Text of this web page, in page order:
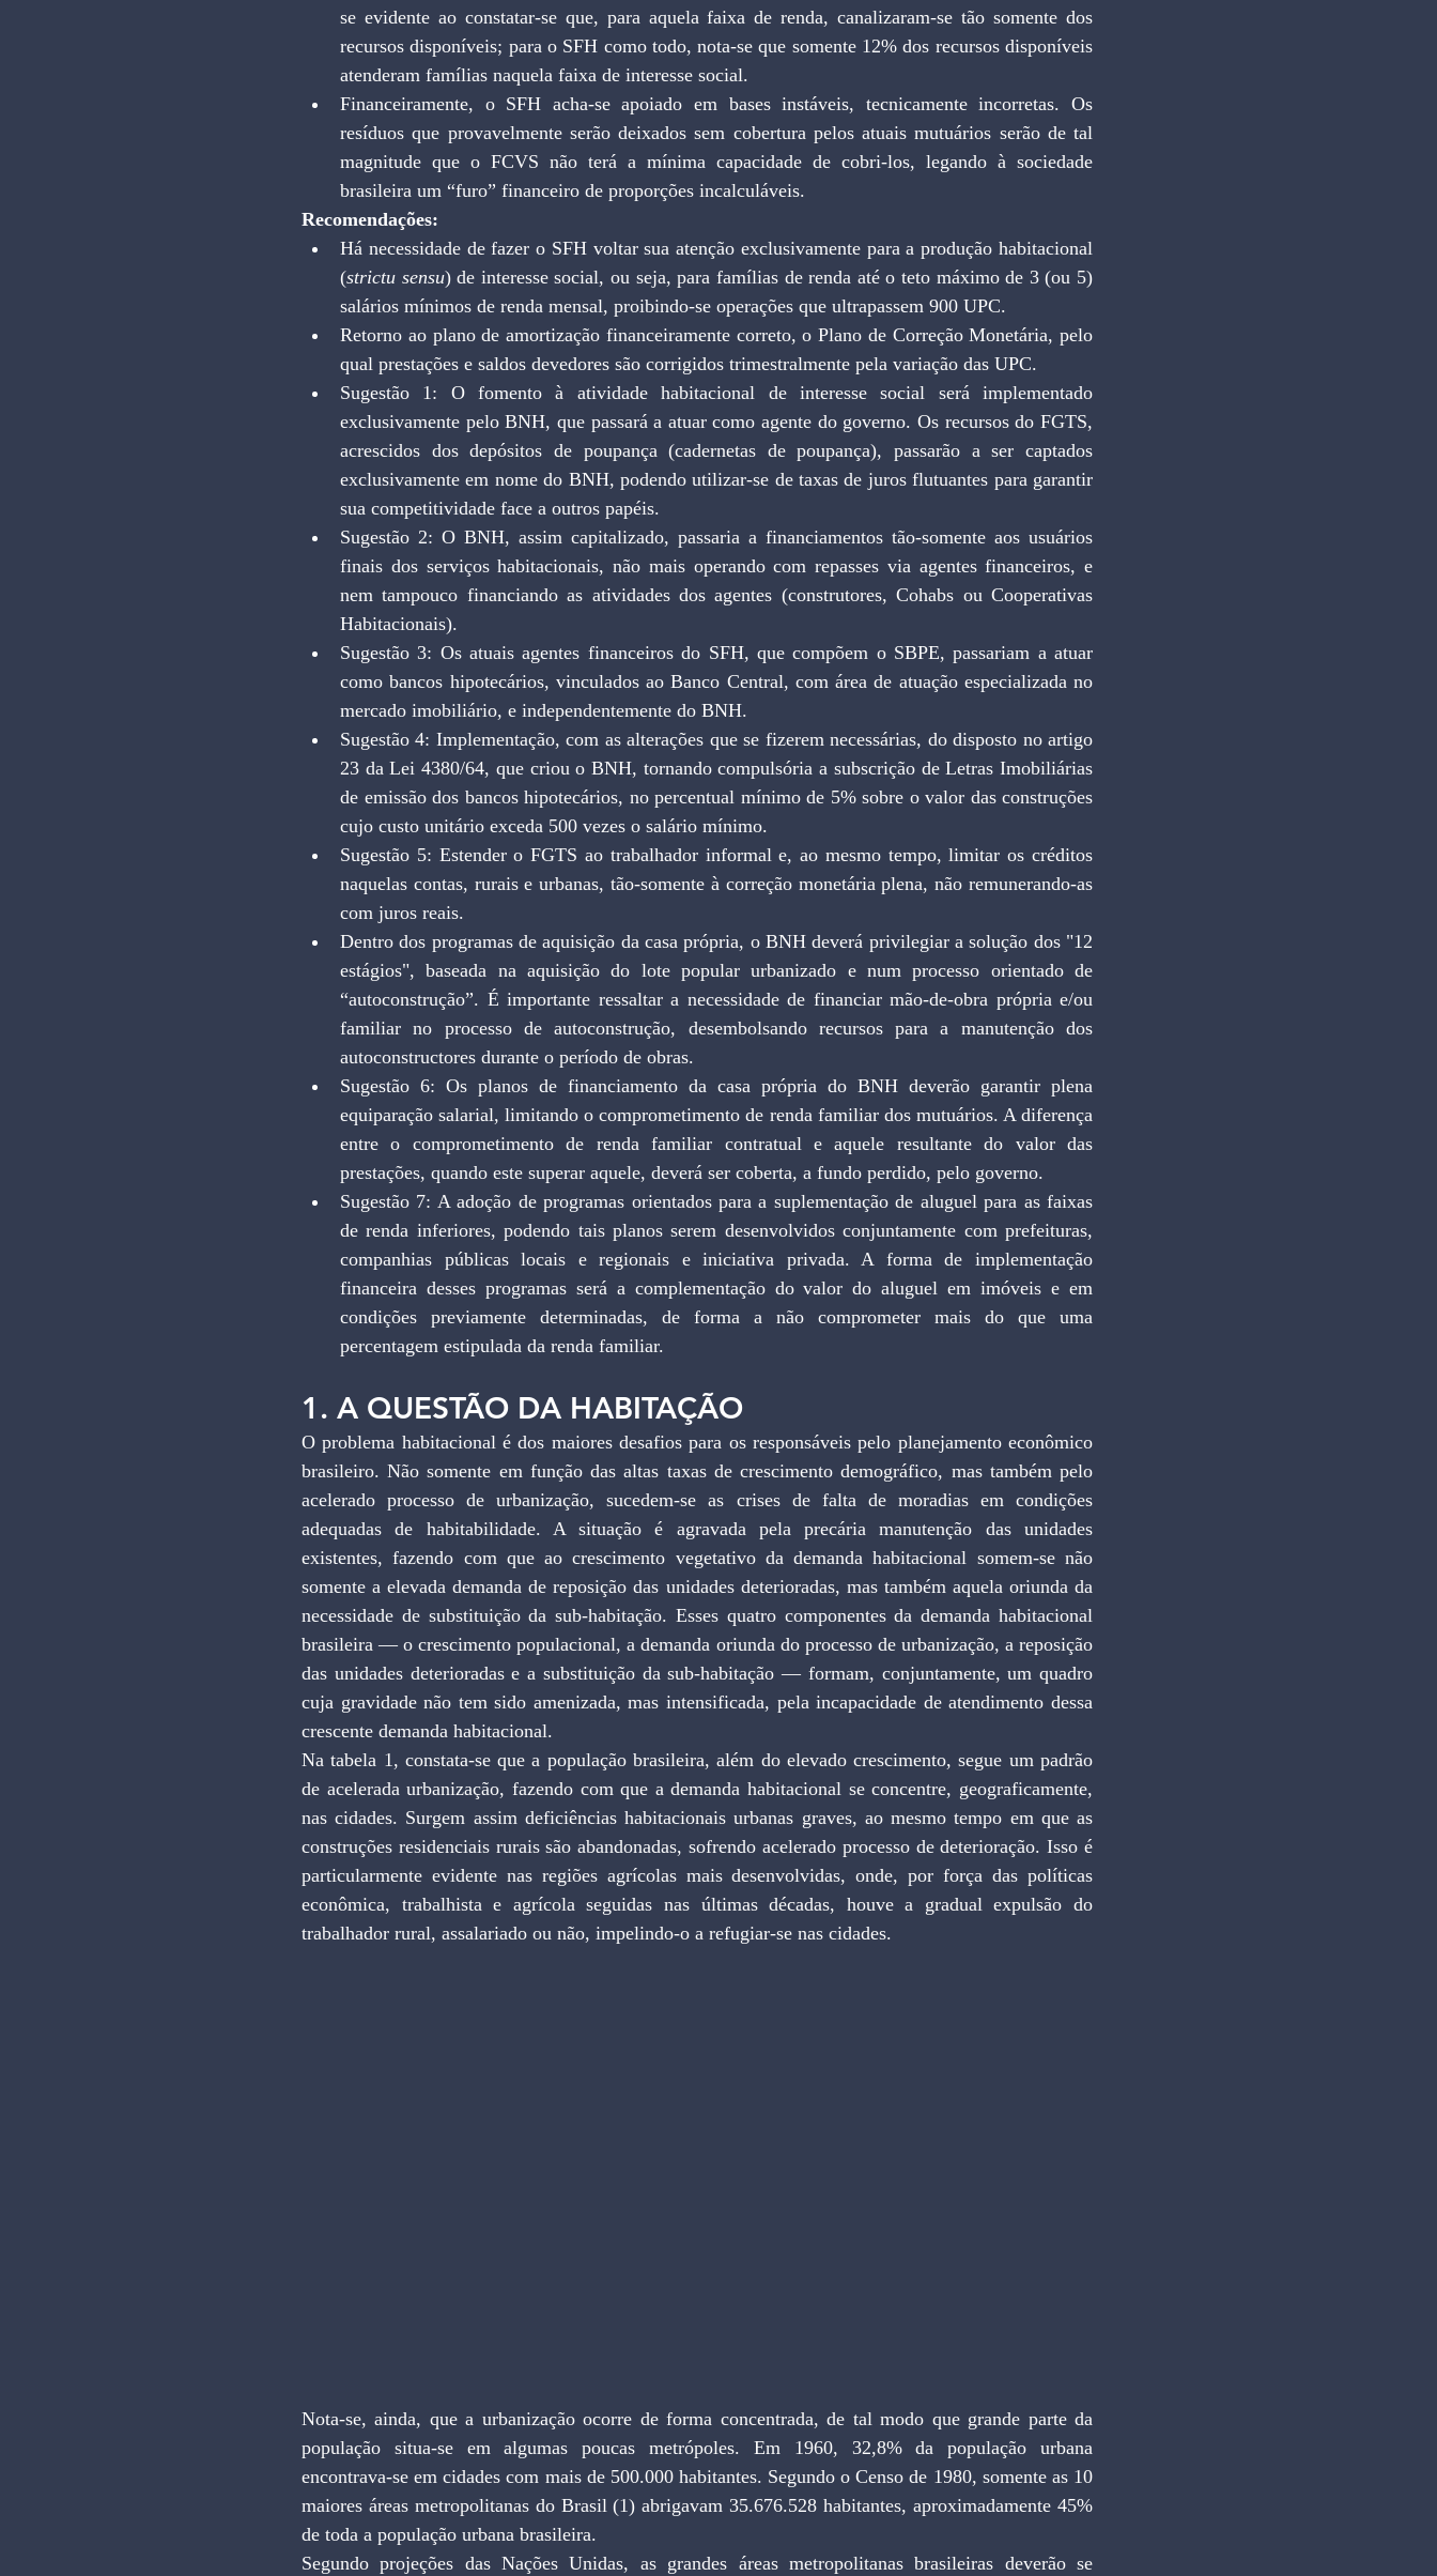
se evidente ao constatar-se que, para aquela faixa de renda, canalizaram-se tão somente dos
recursos disponíveis; para o SFH como todo, nota-se que somente 12% dos recursos disponíveis
atenderam famílias naquela faixa de interesse social.
Financeiramente, o SFH acha-se apoiado em bases instáveis, tecnicamente incorretas. Os
resíduos que provavelmente serão deixados sem cobertura pelos atuais mutuários serão de tal
magnitude que o FCVS não terá a mínima capacidade de cobri-los, legando à sociedade
brasileira um “furo” financeiro de proporções incalculáveis.
Recomendações:
Há necessidade de fazer o SFH voltar sua atenção exclusivamente para a produção habitacional
(strictu sensu) de interesse social, ou seja, para famílias de renda até o teto máximo de 3 (ou 5)
salários mínimos de renda mensal, proibindo-se operações que ultrapassem 900 UPC.
Retorno ao plano de amortização financeiramente correto, o Plano de Correção Monetária, pelo
qual prestações e saldos devedores são corrigidos trimestralmente pela variação das UPC.
Sugestão 1: O fomento à atividade habitacional de interesse social será implementado
exclusivamente pelo BNH, que passará a atuar como agente do governo. Os recursos do FGTS,
acrescidos dos depósitos de poupança (cadernetas de poupança), passarão a ser captados
exclusivamente em nome do BNH, podendo utilizar-se de taxas de juros flutuantes para garantir
sua competitividade face a outros papéis.
Sugestão 2: O BNH, assim capitalizado, passaria a financiamentos tão-somente aos usuários
finais dos serviços habitacionais, não mais operando com repasses via agentes financeiros, e
nem tampouco financiando as atividades dos agentes (construtores, Cohabs ou Cooperativas
Habitacionais).
Sugestão 3: Os atuais agentes financeiros do SFH, que compõem o SBPE, passariam a atuar
como bancos hipotecários, vinculados ao Banco Central, com área de atuação especializada no
mercado imobiliário, e independentemente do BNH.
Sugestão 4: Implementação, com as alterações que se fizerem necessárias, do disposto no artigo
23 da Lei 4380/64, que criou o BNH, tornando compulsória a subscrição de Letras Imobiliárias
de emissão dos bancos hipotecários, no percentual mínimo de 5% sobre o valor das construções
cujo custo unitário exceda 500 vezes o salário mínimo.
Sugestão 5: Estender o FGTS ao trabalhador informal e, ao mesmo tempo, limitar os créditos
naquelas contas, rurais e urbanas, tão-somente à correção monetária plena, não remunerando-as
com juros reais.
Dentro dos programas de aquisição da casa própria, o BNH deverá privilegiar a solução dos "12
estágios", baseada na aquisição do lote popular urbanizado e num processo orientado de
“autoconstrução”. É importante ressaltar a necessidade de financiar mão-de-obra própria e/ou
familiar no processo de autoconstrução, desembolsando recursos para a manutenção dos
autoconstructores durante o período de obras.
Sugestão 6: Os planos de financiamento da casa própria do BNH deverão garantir plena
equiparação salarial, limitando o comprometimento de renda familiar dos mutuários. A diferença
entre o comprometimento de renda familiar contratual e aquele resultante do valor das
prestações, quando este superar aquele, deverá ser coberta, a fundo perdido, pelo governo.
Sugestão 7: A adoção de programas orientados para a suplementação de aluguel para as faixas
de renda inferiores, podendo tais planos serem desenvolvidos conjuntamente com prefeituras,
companhias públicas locais e regionais e iniciativa privada. A forma de implementação
financeira desses programas será a complementação do valor do aluguel em imóveis e em
condições previamente determinadas, de forma a não comprometer mais do que uma
percentagem estipulada da renda familiar.
1. A QUESTÃO DA HABITAÇÃO
O problema habitacional é dos maiores desafios para os responsáveis pelo planejamento econômico
brasileiro. Não somente em função das altas taxas de crescimento demográfico, mas também pelo
acelerado processo de urbanização, sucedem-se as crises de falta de moradias em condições
adequadas de habitabilidade. A situação é agravada pela precária manutenção das unidades
existentes, fazendo com que ao crescimento vegetativo da demanda habitacional somem-se não
somente a elevada demanda de reposição das unidades deterioradas, mas também aquela oriunda da
necessidade de substituição da sub-habitação. Esses quatro componentes da demanda habitacional
brasileira — o crescimento populacional, a demanda oriunda do processo de urbanização, a reposição
das unidades deterioradas e a substituição da sub-habitação — formam, conjuntamente, um quadro
cuja gravidade não tem sido amenizada, mas intensificada, pela incapacidade de atendimento dessa
crescente demanda habitacional.
Na tabela 1, constata-se que a população brasileira, além do elevado crescimento, segue um padrão
de acelerada urbanização, fazendo com que a demanda habitacional se concentre, geograficamente,
nas cidades. Surgem assim deficiências habitacionais urbanas graves, ao mesmo tempo em que as
construções residenciais rurais são abandonadas, sofrendo acelerado processo de deterioração. Isso é
particularmente evidente nas regiões agrícolas mais desenvolvidas, onde, por força das políticas
econômica, trabalhista e agrícola seguidas nas últimas décadas, houve a gradual expulsão do
trabalhador rural, assalariado ou não, impelindo-o a refugiar-se nas cidades.
Nota-se, ainda, que a urbanização ocorre de forma concentrada, de tal modo que grande parte da
população situa-se em algumas poucas metrópoles. Em 1960, 32,8% da população urbana
encontrava-se em cidades com mais de 500.000 habitantes. Segundo o Censo de 1980, somente as 10
maiores áreas metropolitanas do Brasil (1) abrigavam 35.676.528 habitantes, aproximadamente 45%
de toda a população urbana brasileira.
Segundo projeções das Nações Unidas, as grandes áreas metropolitanas brasileiras deverão se